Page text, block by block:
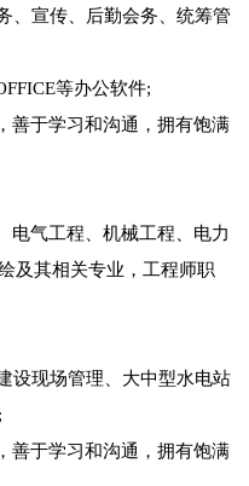
、宣传、后勤会务、统筹管
等办公软件;
善于学习和沟通，拥有饱满
电气工程、机械工程、电力
及其相关专业，工程师职
设现场管理、大中型水电站
善于学习和沟通，拥有饱满